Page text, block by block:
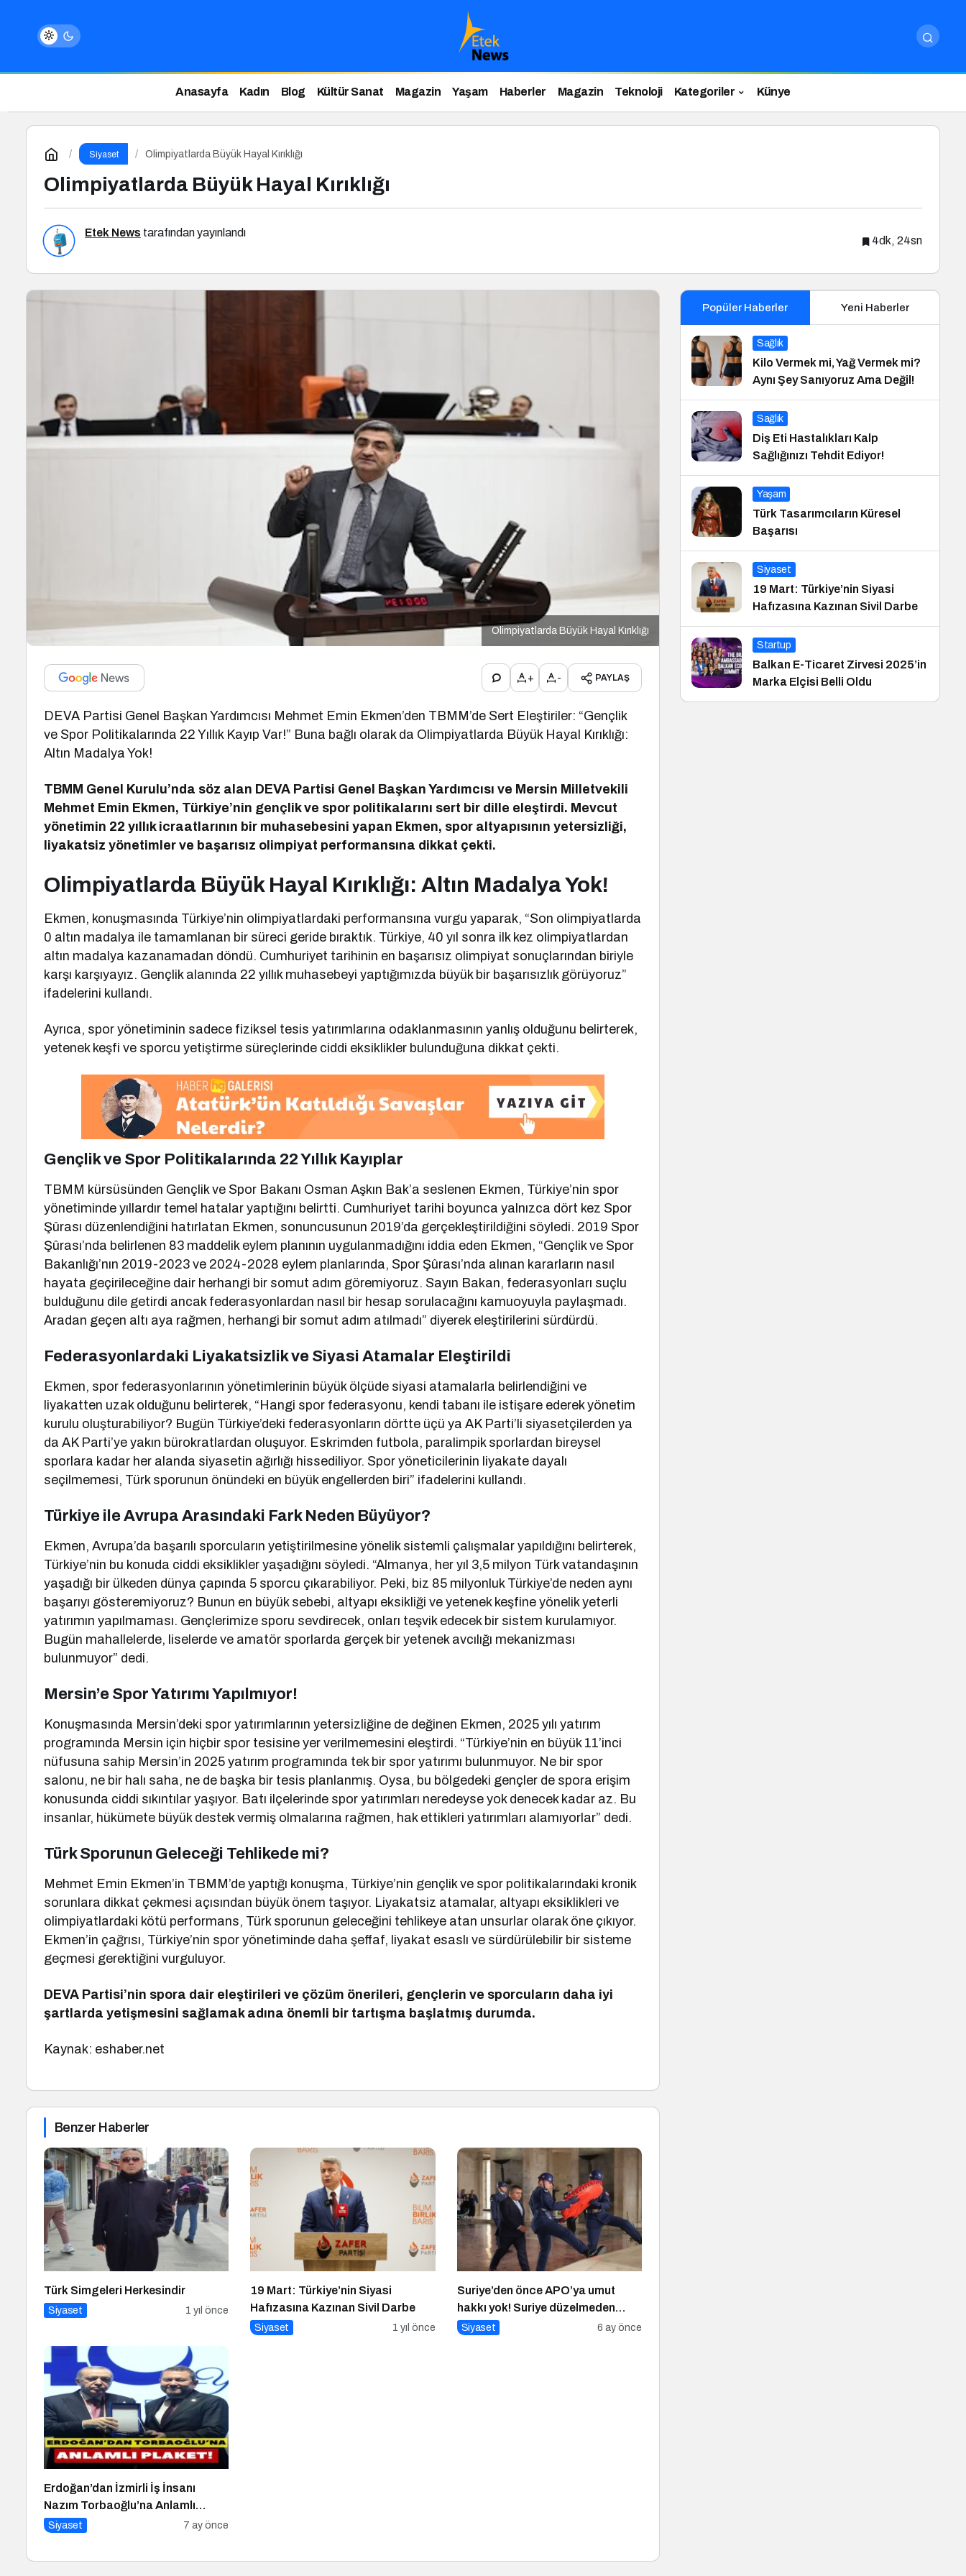
Anasayfa Kadın Blog Kültür Sanat Magazin Yaşam Haberler Magazin Teknoloji Kategoriler Künye
Siyaset Olimpiyatlarda Büyük Hayal Kırıklığı
Olimpiyatlarda Büyük Hayal Kırıklığı
Etek News tarafından yayınlandı
4dk, 24sn
Olimpiyatlarda Büyük Hayal Kırıklığı
+ - PAYLAŞ
DEVA Partisi Genel Başkan Yardımcısı Mehmet Emin Ekmen’den TBMM’de Sert Eleştiriler: “Gençlik
ve Spor Politikalarında 22 Yıllık Kayıp Var!” Buna bağlı olarak da Olimpiyatlarda Büyük Hayal Kırıklığı:
Altın Madalya Yok!
TBMM Genel Kurulu’nda söz alan DEVA Partisi Genel Başkan Yardımcısı ve Mersin Milletvekili
Mehmet Emin Ekmen, Türkiye’nin gençlik ve spor politikalarını sert bir dille eleştirdi. Mevcut
yönetimin 22 yıllık icraatlarının bir muhasebesini yapan Ekmen, spor altyapısının yetersizliği,
liyakatsiz yönetimler ve başarısız olimpiyat performansına dikkat çekti.
Olimpiyatlarda Büyük Hayal Kırıklığı: Altın Madalya Yok!
Ekmen, konuşmasında Türkiye’nin olimpiyatlardaki performansına vurgu yaparak, “Son olimpiyatlarda
0 altın madalya ile tamamlanan bir süreci geride bıraktık. Türkiye, 40 yıl sonra ilk kez olimpiyatlardan
altın madalya kazanamadan döndü. Cumhuriyet tarihinin en başarısız olimpiyat sonuçlarından biriyle
karşı karşıyayız. Gençlik alanında 22 yıllık muhasebeyi yaptığımızda büyük bir başarısızlık görüyoruz”
ifadelerini kullandı.
Ayrıca, spor yönetiminin sadece fiziksel tesis yatırımlarına odaklanmasının yanlış olduğunu belirterek,
yetenek keşfi ve sporcu yetiştirme süreçlerinde ciddi eksiklikler bulunduğuna dikkat çekti.
Gençlik ve Spor Politikalarında 22 Yıllık Kayıplar
TBMM kürsüsünden Gençlik ve Spor Bakanı Osman Aşkın Bak’a seslenen Ekmen, Türkiye’nin spor
yönetiminde yıllardır temel hatalar yaptığını belirtti. Cumhuriyet tarihi boyunca yalnızca dört kez Spor
Şûrası düzenlendiğini hatırlatan Ekmen, sonuncusunun 2019’da gerçekleştirildiğini söyledi. 2019 Spor
Şûrası’nda belirlenen 83 maddelik eylem planının uygulanmadığını iddia eden Ekmen, “Gençlik ve Spor
Bakanlığı’nın 2019-2023 ve 2024-2028 eylem planlarında, Spor Şûrası’nda alınan kararların nasıl
hayata geçirileceğine dair herhangi bir somut adım göremiyoruz. Sayın Bakan, federasyonları suçlu
bulduğunu dile getirdi ancak federasyonlardan nasıl bir hesap sorulacağını kamuoyuyla paylaşmadı.
Aradan geçen altı aya rağmen, herhangi bir somut adım atılmadı” diyerek eleştirilerini sürdürdü.
Federasyonlardaki Liyakatsizlik ve Siyasi Atamalar Eleştirildi
Ekmen, spor federasyonlarının yönetimlerinin büyük ölçüde siyasi atamalarla belirlendiğini ve
liyakatten uzak olduğunu belirterek, “Hangi spor federasyonu, kendi tabanı ile istişare ederek yönetim
kurulu oluşturabiliyor? Bugün Türkiye’deki federasyonların dörtte üçü ya AK Parti’li siyasetçilerden ya
da AK Parti’ye yakın bürokratlardan oluşuyor. Eskrimden futbola, paralimpik sporlardan bireysel
sporlara kadar her alanda siyasetin ağırlığı hissediliyor. Spor yöneticilerinin liyakate dayalı
seçilmemesi, Türk sporunun önündeki en büyük engellerden biri” ifadelerini kullandı.
Türkiye ile Avrupa Arasındaki Fark Neden Büyüyor?
Ekmen, Avrupa’da başarılı sporcuların yetiştirilmesine yönelik sistemli çalışmalar yapıldığını belirterek,
Türkiye’nin bu konuda ciddi eksiklikler yaşadığını söyledi. “Almanya, her yıl 3,5 milyon Türk vatandaşının
yaşadığı bir ülkeden dünya çapında 5 sporcu çıkarabiliyor. Peki, biz 85 milyonluk Türkiye’de neden aynı
başarıyı gösteremiyoruz? Bunun en büyük sebebi, altyapı eksikliği ve yetenek keşfine yönelik yeterli
yatırımın yapılmaması. Gençlerimize sporu sevdirecek, onları teşvik edecek bir sistem kurulamıyor.
Bugün mahallelerde, liselerde ve amatör sporlarda gerçek bir yetenek avcılığı mekanizması
bulunmuyor” dedi.
Mersin’e Spor Yatırımı Yapılmıyor!
Konuşmasında Mersin’deki spor yatırımlarının yetersizliğine de değinen Ekmen, 2025 yılı yatırım
programında Mersin için hiçbir spor tesisine yer verilmemesini eleştirdi. “Türkiye’nin en büyük 11’inci
nüfusuna sahip Mersin’in 2025 yatırım programında tek bir spor yatırımı bulunmuyor. Ne bir spor
salonu, ne bir halı saha, ne de başka bir tesis planlanmış. Oysa, bu bölgedeki gençler de spora erişim
konusunda ciddi sıkıntılar yaşıyor. Batı ilçelerinde spor yatırımları neredeyse yok denecek kadar az. Bu
insanlar, hükümete büyük destek vermiş olmalarına rağmen, hak ettikleri yatırımları alamıyorlar” dedi.
Türk Sporunun Geleceği Tehlikede mi?
Mehmet Emin Ekmen’in TBMM’de yaptığı konuşma, Türkiye’nin gençlik ve spor politikalarındaki kronik
sorunlara dikkat çekmesi açısından büyük önem taşıyor. Liyakatsiz atamalar, altyapı eksiklikleri ve
olimpiyatlardaki kötü performans, Türk sporunun geleceğini tehlikeye atan unsurlar olarak öne çıkıyor.
Ekmen’in çağrısı, Türkiye’nin spor yönetiminde daha şeffaf, liyakat esaslı ve sürdürülebilir bir sisteme
geçmesi gerektiğini vurguluyor.
DEVA Partisi’nin spora dair eleştirileri ve çözüm önerileri, gençlerin ve sporcuların daha iyi
şartlarda yetişmesini sağlamak adına önemli bir tartışma başlatmış durumda.
Kaynak: eshaber.net
Benzer Haberler
Türk Simgeleri Herkesindir
Siyaset 1 yıl önce
19 Mart: Türkiye’nin Siyasi
Hafızasına Kazınan Sivil Darbe
Siyaset 1 yıl önce
Suriye’den önce APO’ya umut
hakkı yok! Suriye düzelmeden
APO’ya umut hakkı yok!
Siyaset 6 ay önce
Erdoğan’dan İzmirli İş İnsanı
Nazım Torbaoğlu’na Anlamlı
Plaket
Siyaset 7 ay önce
Popüler Haberler Yeni Haberler
Sağlık
Kilo Vermek mi, Yağ Vermek mi?
Aynı Şey Sanıyoruz Ama Değil!
Sağlık
Diş Eti Hastalıkları Kalp
Sağlığınızı Tehdit Ediyor!
Yaşam
Türk Tasarımcıların Küresel
Başarısı
Siyaset
19 Mart: Türkiye’nin Siyasi
Hafızasına Kazınan Sivil Darbe
Startup
Balkan E-Ticaret Zirvesi 2025’in
Marka Elçisi Belli Oldu